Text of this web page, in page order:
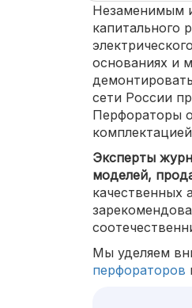
Незаменимым
капитального
основаниях и
сети России
Перфораторы
Эксперты
моделей,
качественных
Мы уделяем
перфораторов